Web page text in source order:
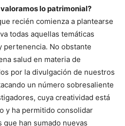
lo patrimonial?
recién comienza a plantearse
todas aquellas temáticas
pertenencia. No obstante
salud en materia de
por la divulgación de nuestros
un número sobresaliente
cuya creatividad está
y ha permitido consolidar
han sumado nuevas